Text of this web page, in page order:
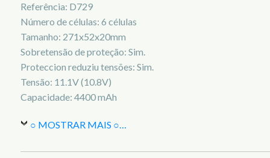
Referência: D729
Número de células: 6 células
Tamanho: 271x52x20mm
Sobretensão de proteção: Sim.
Proteccion reduziu tensões: Sim.
Tensão: 11.1V (10.8V)
Capacidade: 4400 mAh
○ MOSTRAR MAIS ○…